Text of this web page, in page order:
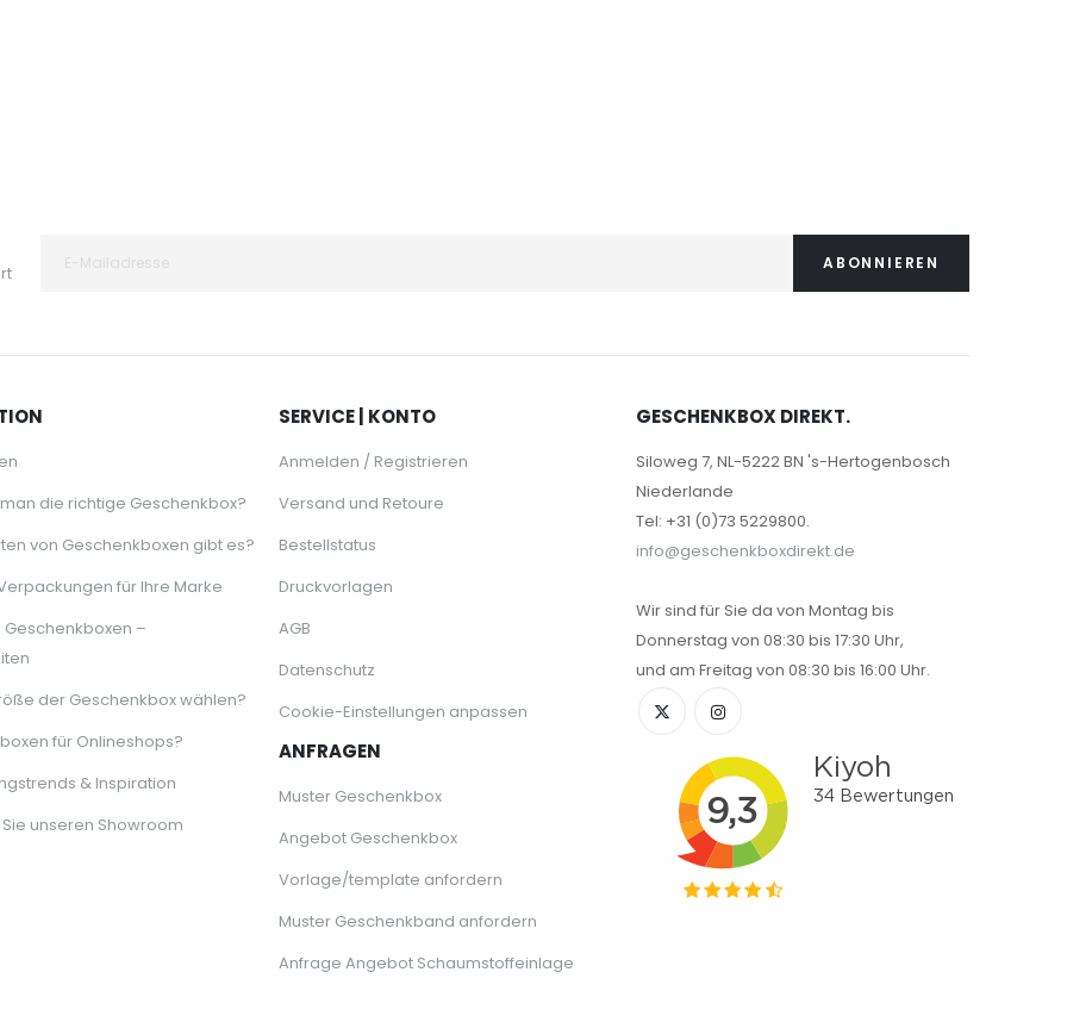
ABONNIEREN
die richtige Geschenkbox?
von Geschenkboxen gibt es?
für Ihre Marke
Geschenkboxen –
der Geschenkbox wählen?
für Onlineshops?
& Inspiration
unseren Showroom
SERVICE | KONTO
Anmelden / Registrieren
Versand und Retoure
Bestellstatus
Druckvorlagen
AGB
Datenschutz
Cookie-Einstellungen anpassen
ANFRAGEN
Muster Geschenkbox
Angebot Geschenkbox
Vorlage/template anfordern
Muster Geschenkband anfordern
Anfrage Angebot Schaumstoffeinlage
GESCHENKBOX DIREKT.
Siloweg 7, NL-5222 BN 's-Hertogenbosch
Niederlande
Tel: +31 (0)73 5229800.
info@geschenkboxdirekt.de
Wir sind für Sie da von Montag bis
Donnerstag von 08:30 bis 17:30 Uhr,
und am Freitag von 08:30 bis 16:00 Uhr.